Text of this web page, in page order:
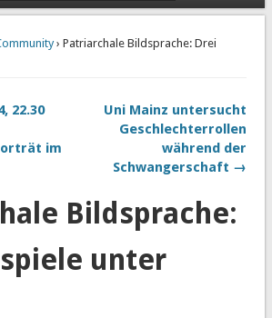
› Patriarchale Bildsprache: Drei
22.30
im
Uni Mainz untersucht
Geschlechterrollen
während der
Schwangerschaft →
Bildsprache:
unter